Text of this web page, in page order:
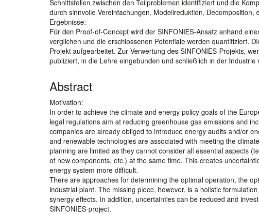
Schnittstellen zwischen den Teilproblemen identifiziert und die
durch sinnvolle Vereinfachungen, Modellreduktion, Decomposition,
Ergebnisse:
Für den Proof-of-Concept wird der SINFONIES-Ansatz anhand
verglichen und die erschlossenen Potentiale werden quantifiziert.
Projekt aufgearbeitet. Zur Verwertung des SINFONIES-Projekts,
publiziert, in die Lehre eingebunden und schließlich in der Industrie
Abstract
Motivation:
In order to achieve the climate and energy policy goals of the
legal regulations aim at reducing greenhouse gas emissions and
companies are already obliged to introduce energy audits and/or
and renewable technologies are associated with meeting the
planning are limited as they cannot consider all essential aspects
of new components, etc.) at the same time. This creates
energy system more difficult.
There are approaches for determining the optimal operation, the
industrial plant. The missing piece, however, is a holistic
synergy effects. In addition, uncertainties can be reduced and
SINFONIES-project.